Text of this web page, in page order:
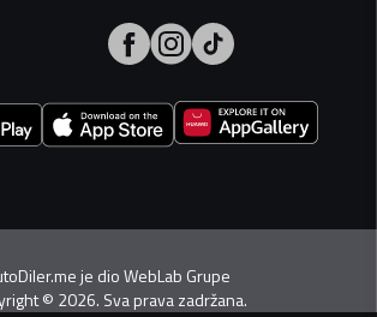
je dioWebLab Grupe
© 2026. Sva prava zadržana.